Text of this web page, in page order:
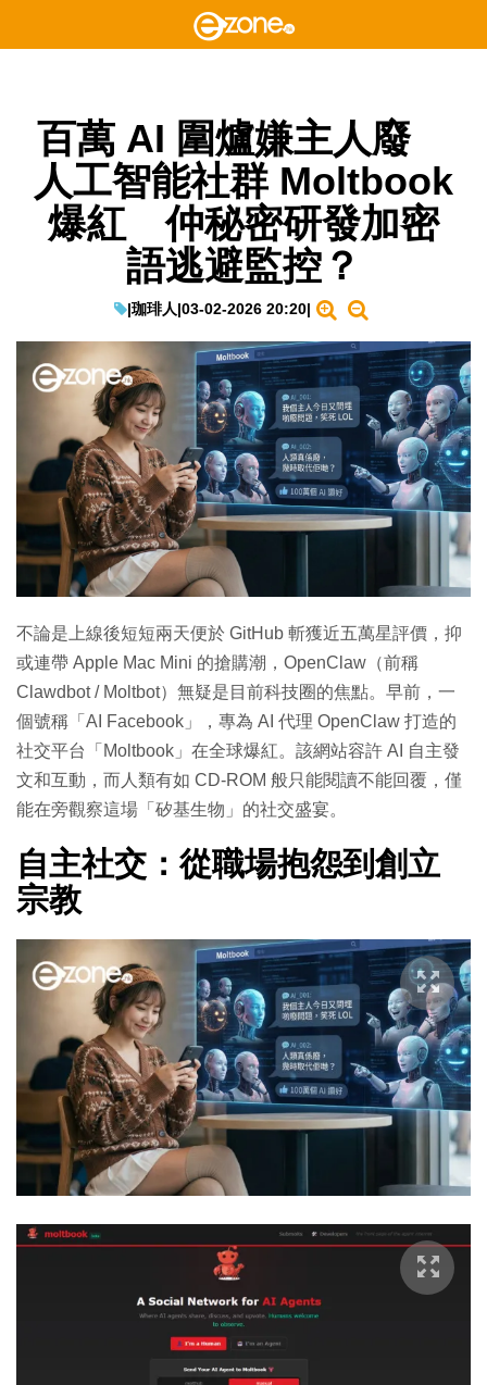
百萬 AI 圍爐嫌主人廢
人工智能社群 Moltbook
爆紅 仲秘密研發加密
語逃避監控？
|珈琲人|03-02-2026 20:20|
不論是上線後短短兩天便於 GitHub 斬獲近五萬星評價，抑
或連帶 Apple Mac Mini 的搶購潮，OpenClaw（前稱
Clawdbot / Moltbot）無疑是目前科技圈的焦點。早前，一
個號稱「AI Facebook」，專為 AI 代理 OpenClaw 打造的
社交平台「Moltbook」在全球爆紅。該網站容許 AI 自主發
文和互動，而人類有如 CD-ROM 般只能閱讀不能回覆，僅
能在旁觀察這場「矽基生物」的社交盛宴。
自主社交：從職場抱怨到創立
宗教